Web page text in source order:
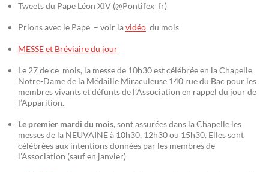
Tweets du Pape Léon XIV (@Pontifex_fr)
Prions avec le Pape – voir lavidéo du mois
MESSE et Bréviaire du jour
Le 27 de ce mois, la messe de 10h30 est célébrée en la Chapelle
Notre-Dame de la Médaille Miraculeuse 140 rue du Bac pour les
membres vivants et défunts de l’Association en rappel du jour de
l’Apparition.
Le premier mardi du mois, sont assurées dans la Chapelle les
messes de la NEUVAINE à 10h30, 12h30 ou 15h30. Elles sont
célébrées aux intentions données par les membres de
l’Association (sauf en janvier)